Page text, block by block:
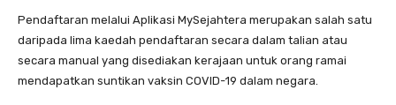
Pendaftaran melalui Aplikasi MySejahtera merupakan salah satu
daripada lima kaedah pendaftaran secara dalam talian atau
secara manual yang disediakan kerajaan untuk orang ramai
mendapatkan suntikan vaksin COVID-19 dalam negara.